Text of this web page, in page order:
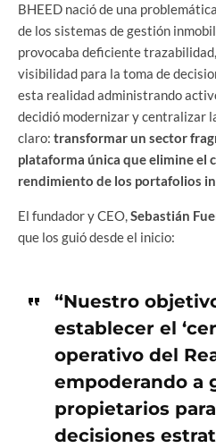
BHEED nació de una
de los sistemas de gestión
provocaba deficiente
visibilidad para la toma de
esta realidad administrando
decidió modernizar y centralizar
claro: transformar un sector
plataforma única que elimine el
rendimiento de los portafolios
El fundador y CEO,Sebastián
que los guió desde el inicio:
“Nuestro
establecer el
operativo del
empoderando a
propietarios
decisiones